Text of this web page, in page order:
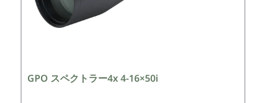
GPO スペクトラー4x 4-16×50i